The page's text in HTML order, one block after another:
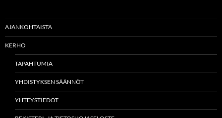
AJANKOHTAISTA
KERHO
TAPAHTUMIA
YHDISTYKSEN SÄÄNNÖT
YHTEYSTIEDOT